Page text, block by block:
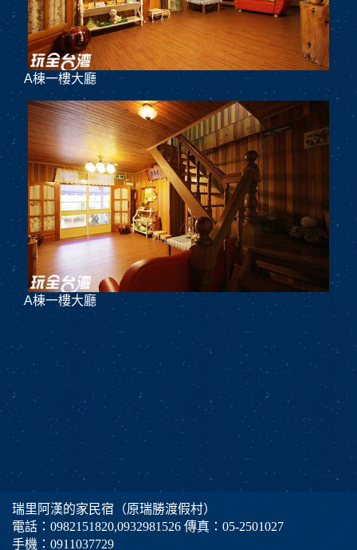
A棟一樓大廳
A棟一樓大廳
瑞里阿漢的家民宿（原瑞勝渡假村）
電話： 0982151820,0932981526 傳真：05-2501027
手機： 0911037729